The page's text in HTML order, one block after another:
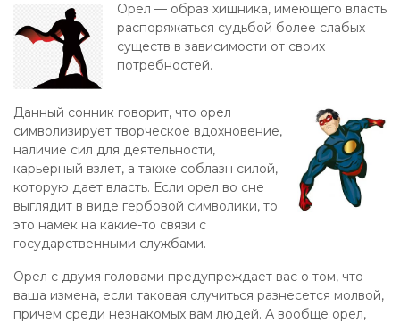
Орел — образ хищника, имеющего власть
распоряжаться судьбой более слабых
существ в зависимости от своих
потребностей.
Данный сонник говорит, что орел
символизирует творческое вдохновение,
наличие сил для деятельности,
карьерный взлет, а также соблазн силой,
которую дает власть. Если орел во сне
выглядит в виде гербовой символики, то
это намек на какие-то связи с
государственными службами.
Орел с двумя головами предупреждает вас о том, что
ваша измена, если таковая случиться разнесется молвой,
причем среди незнакомых вам людей. А вообще орел,